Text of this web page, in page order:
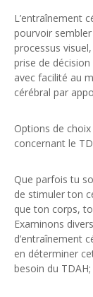
L’entraînement
pourvoir
processus
prise de
avec facilité au
cérébral par
Options de
concernant le
Que parfois tu
de stimuler ton
que ton corps,
Examinons
d’entraînement
en déterminer
besoin du TDAH;